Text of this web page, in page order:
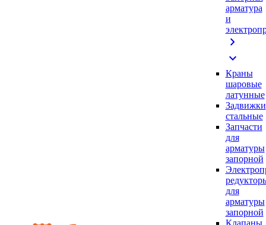
арматура
и
chevron_right
expand_more
Краны
шаровые
латунные
Задвижки
стальные
Запчасти
для
арматуры
запорной
для
арматуры
запорной
Клапаны